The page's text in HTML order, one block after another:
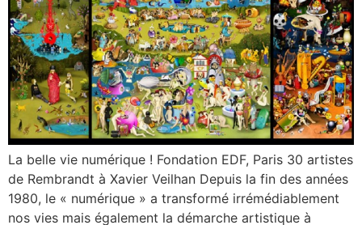
La belle vie numérique ! Fondation EDF, Paris 30 artistes
de Rembrandt à Xavier Veilhan Depuis la fin des années
1980, le « numérique » a transformé irrémédiablement
nos vies mais également la démarche artistique à